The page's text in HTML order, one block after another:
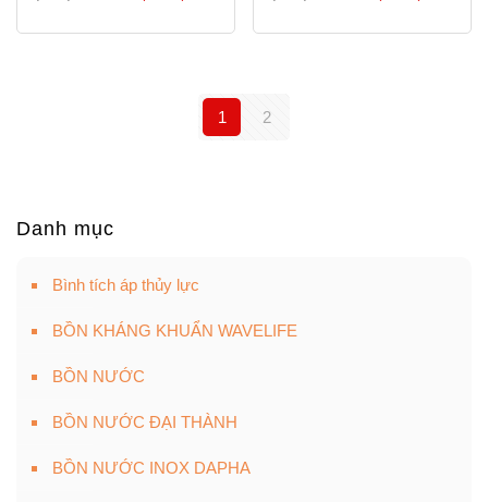
17,690,000 ₫.
1 2
Danh mục
Bình tích áp thủy lực
BỒN KHÁNG KHUẨN WAVELIFE
BỒN NƯỚC
BỒN NƯỚC ĐẠI THÀNH
BỒN NƯỚC INOX DAPHA